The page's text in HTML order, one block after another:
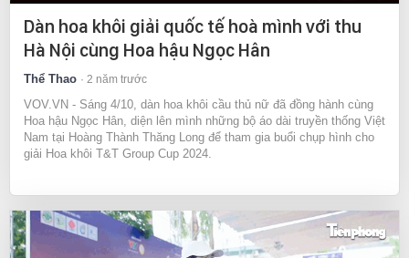
Dàn hoa khôi giải quốc tế hoà mình với thu
Hà Nội cùng Hoa hậu Ngọc Hân
Thể Thao 2 năm trước
VOV.VN - Sáng 4/10, dàn hoa khôi cầu thủ nữ đã đồng hành cùng
Hoa hậu Ngọc Hân, diện lên mình những bộ áo dài truyền thống Việt
Nam tại Hoàng Thành Thăng Long để tham gia buổi chụp hình cho
giải Hoa khôi T&T Group Cup 2024.